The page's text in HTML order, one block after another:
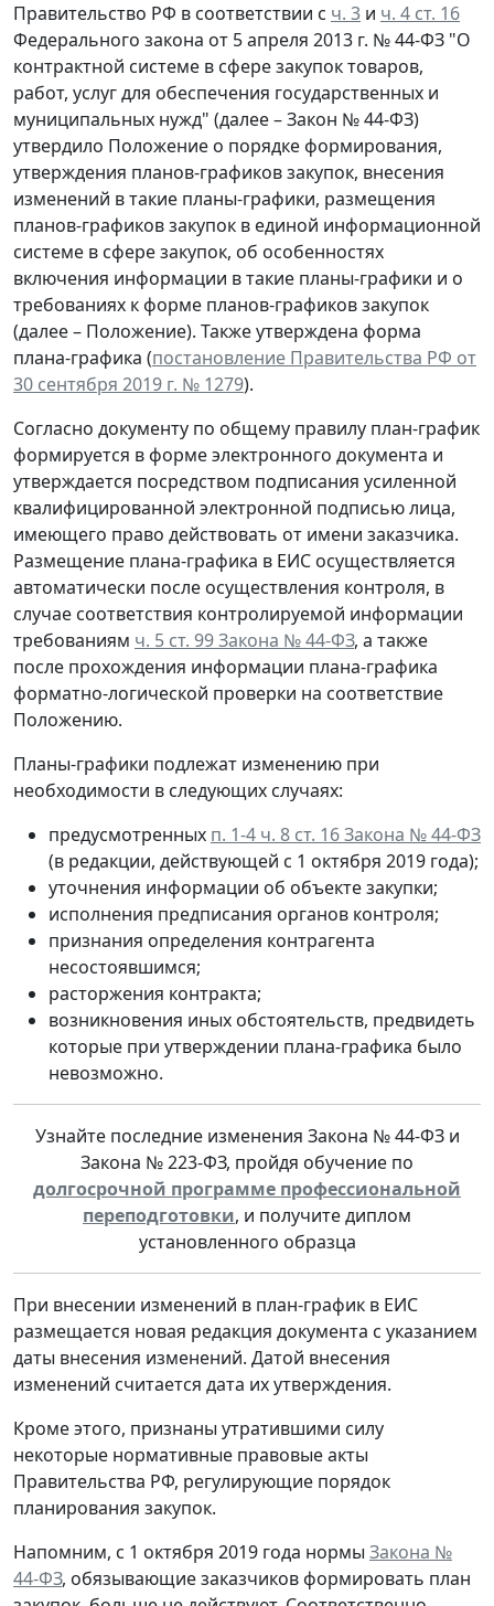
Правительство РФ в соответствии с ч. 3 и ч. 4 ст. 16
Федерального закона от 5 апреля 2013 г. № 44-ФЗ "О
контрактной системе в сфере закупок товаров,
работ, услуг для обеспечения государственных и
муниципальных нужд" (далее – Закон № 44-ФЗ)
утвердило Положение о порядке формирования,
утверждения планов-графиков закупок, внесения
изменений в такие планы-графики, размещения
планов-графиков закупок в единой информационной
системе в сфере закупок, об особенностях
включения информации в такие планы-графики и о
требованиях к форме планов-графиков закупок
(далее – Положение). Также утверждена форма
плана-графика (постановление Правительства РФ от
30 сентября 2019 г. № 1279).
Согласно документу по общему правилу план-график
формируется в форме электронного документа и
утверждается посредством подписания усиленной
квалифицированной электронной подписью лица,
имеющего право действовать от имени заказчика.
Размещение плана-графика в ЕИС осуществляется
автоматически после осуществления контроля, в
случае соответствия контролируемой информации
требованиям ч. 5 ст. 99 Закона № 44-ФЗ, а также
после прохождения информации плана-графика
форматно-логической проверки на соответствие
Положению.
Планы-графики подлежат изменению при
необходимости в следующих случаях:
предусмотренных п. 1-4 ч. 8 ст. 16 Закона № 44-ФЗ
(в редакции, действующей с 1 октября 2019 года);
уточнения информации об объекте закупки;
исполнения предписания органов контроля;
признания определения контрагента
несостоявшимся;
расторжения контракта;
возникновения иных обстоятельств, предвидеть
которые при утверждении плана-графика было
невозможно.
Узнайте последние изменения Закона № 44-ФЗ и
Закона № 223-ФЗ, пройдя обучение по
долгосрочной программе профессиональной
переподготовки, и получите диплом
установленного образца
При внесении изменений в план-график в ЕИС
размещается новая редакция документа с указанием
даты внесения изменений. Датой внесения
изменений считается дата их утверждения.
Кроме этого, признаны утратившими силу
некоторые нормативные правовые акты
Правительства РФ, регулирующие порядок
планирования закупок.
Напомним, с 1 октября 2019 года нормы Закона №
44-ФЗ, обязывающие заказчиков формировать план